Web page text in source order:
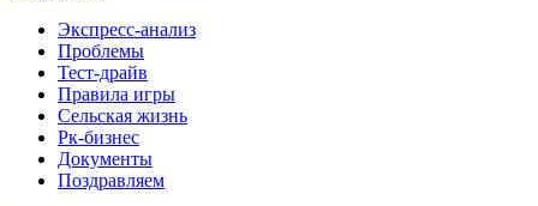
Экспресс-анализ
Проблемы
Тест-драйв
Правила игры
Сельская жизнь
Рк-бизнес
Документы
Поздравляем